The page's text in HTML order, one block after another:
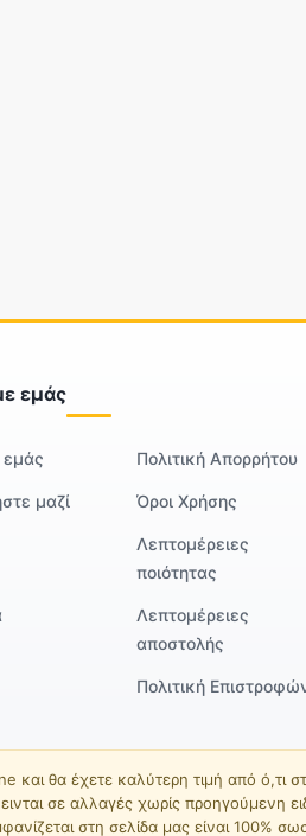
εμάς
εμάς
μαζί
Πολιτική Απορρήτου
Όροι Χρήσης
Λεπτομέρειες
ποιότητας
Λεπτομέρειες
αποστολής
Πολιτική
και θα έχετε καλύτερη τιμή από ό,τι
σε αλλαγές χωρίς προηγούμενη
στη σελίδα μας είναι 100%